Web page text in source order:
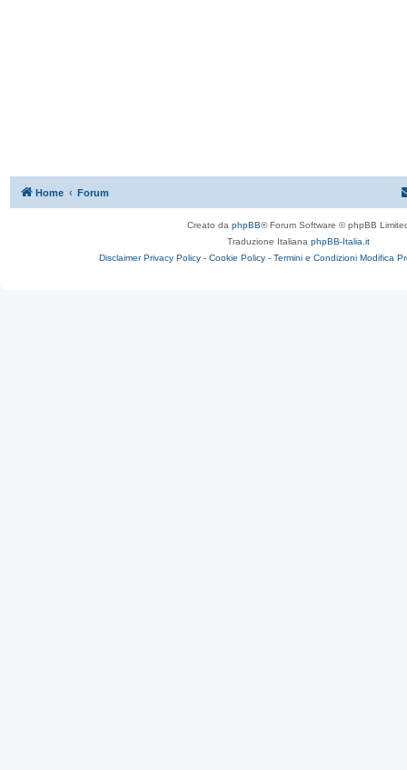
Home Forum
Creato da phpBB® Forum Software © phpBB
Traduzione Italiana phpBB-Italia.it
Disclaimer Privacy Policy - Cookie Policy - Termini e Condizioni Modifica